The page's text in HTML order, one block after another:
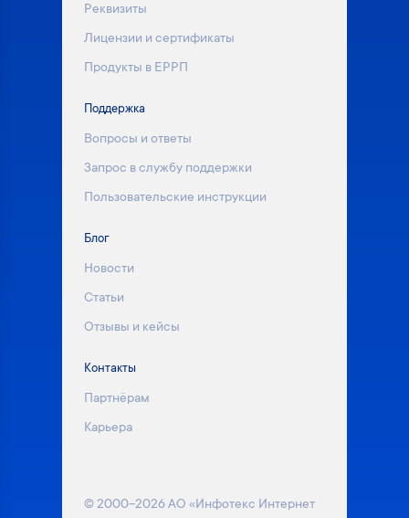
Реквизиты
Лицензии и сертификаты
Продукты в ЕРРП
Поддержка
Вопросы и ответы
Запрос в службу поддержки
Пользовательские инструкции
Блог
Новости
Статьи
Отзывы и кейсы
Контакты
Партнёрам
Карьера
© 2000–2026 АО «Инфотекс Интернет